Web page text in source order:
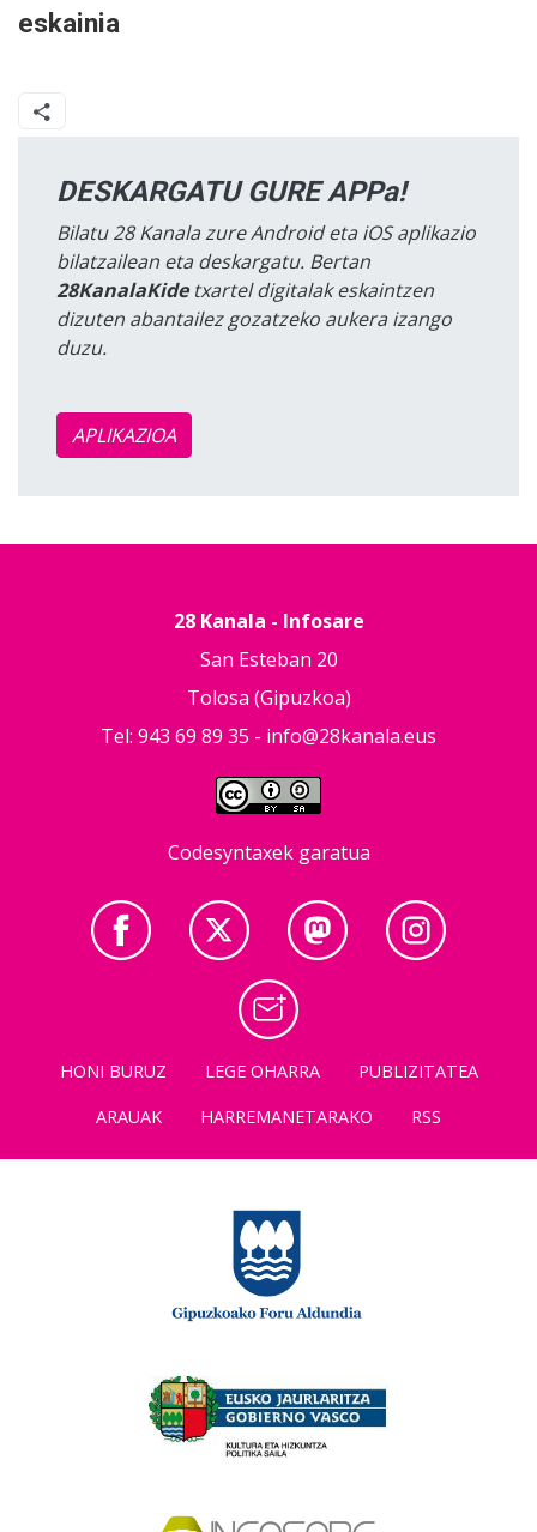
eskainia
DESKARGATU GURE APPa!
Bilatu 28 Kanala zure Android eta iOS aplikazio
bilatzailean eta deskargatu. Bertan
28KanalaKidetxartel digitalak eskaintzen
dizuten abantailez gozatzeko aukera izango
duzu.
APLIKAZIOA
28 Kanala - Infosare
San Esteban 20
Tolosa (Gipuzkoa)
Tel: 943 69 89 35 - info@28kanala.eus
Codesyntaxek garatua
HONI BURUZ LEGE OHARRA
PUBLIZITATEA
ARAUAK
HARREMANETARAKO RSS